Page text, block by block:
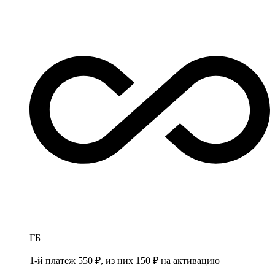
ГБ
1-й платеж 550 ₽, из них 150 ₽ на активацию